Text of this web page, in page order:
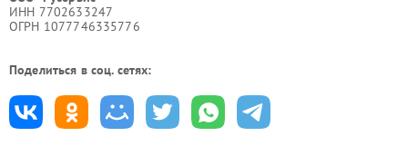
ИНН 7702633247
ОГРН 1077746335776
Поделиться в соц. сетях: